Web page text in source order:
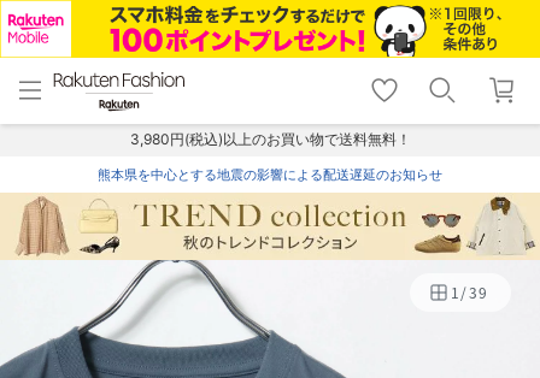
menu home
トップ
shopping_cart lock_outline
ログイン
3,980円(税込)以上のお買い物で送料無料！
熊本県を中心とする地震の影響による配送遅延のお知らせ
1/39